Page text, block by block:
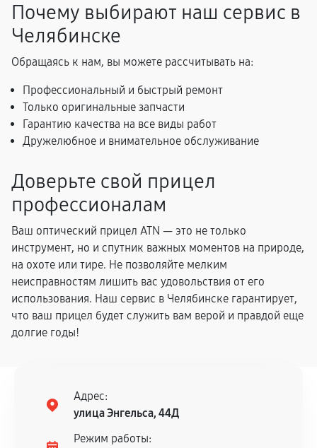
Почему выбирают наш сервис в
Челябинске
Обращаясь к нам, вы можете рассчитывать на:
Профессиональный и быстрый ремонт
Только оригинальные запчасти
Гарантию качества на все виды работ
Дружелюбное и внимательное обслуживание
Доверьте свой прицел
профессионалам
Ваш оптический прицел ATN — это не только
инструмент, но и спутник важных моментов на природе,
на охоте или тире. Не позволяйте мелким
неисправностям лишить вас удовольствия от его
использования. Наш сервис в Челябинске гарантирует,
что ваш прицел будет служить вам верой и правдой еще
долгие годы!
Адрес:
улица Энгельса, 44Д
Режим работы: